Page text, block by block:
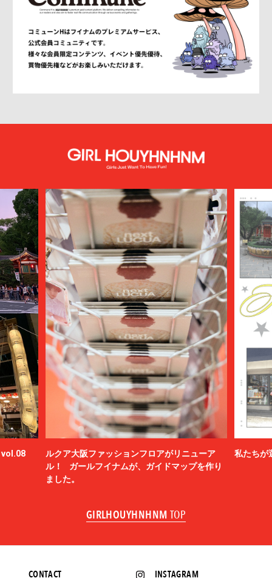
vol.08
ルクア大阪ファッションフロアがリニューア
ル！ ガールフイナムが、ガイドマップを作り
ました。
私たちが
GIRLHOUYHNHNM TOP
INSTAGRAM
CONTACT